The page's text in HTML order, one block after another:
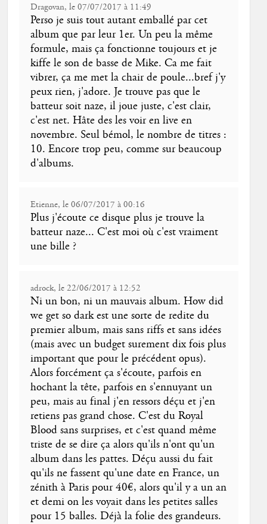
Dragovan, le 07/07/2017 à 11:49
Perso je suis tout autant emballé par cet
album que par leur 1er. Un peu la même
formule, mais ça fonctionne toujours et je
kiffe le son de basse de Mike. Ca me fait
vibrer, ça me met la chair de poule...bref j'y
peux rien, j'adore. Je trouve pas que le
batteur soit naze, il joue juste, c'est clair,
c'est net. Hâte des les voir en live en
novembre. Seul bémol, le nombre de titres :
10. Encore trop peu, comme sur beaucoup
d'albums.
Etienne, le 06/07/2017 à 00:16
Plus j'écoute ce disque plus je trouve la
batteur naze... C'est moi où c'est vraiment
une bille ?
adrock, le 22/06/2017 à 12:52
Ni un bon, ni un mauvais album. How did
we get so dark est une sorte de redite du
premier album, mais sans riffs et sans idées
(mais avec un budget surement dix fois plus
important que pour le précédent opus).
Alors forcément ça s'écoute, parfois en
hochant la tête, parfois en s'ennuyant un
peu, mais au final j'en ressors déçu et j'en
retiens pas grand chose. C'est du Royal
Blood sans surprises, et c'est quand même
triste de se dire ça alors qu'ils n'ont qu'un
album dans les pattes. Déçu aussi du fait
qu'ils ne fassent qu'une date en France, un
zénith à Paris pour 40€, alors qu'il y a un an
et demi on les voyait dans les petites salles
pour 15 balles. Déjà la folie des grandeurs.